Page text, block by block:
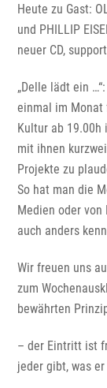
Heute zu Gast:
und PHILLIP
neuer CD,
„Delle lädt ein
einmal im Monat
Kultur ab
mit ihnen
Projekte zu
So hat man die
Medien oder
auch anders
Wir freuen uns
zum
bewährten
– der Eintritt ist
jeder gibt, was